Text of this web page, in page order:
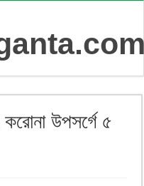
করোনা উপসর্গে ৫